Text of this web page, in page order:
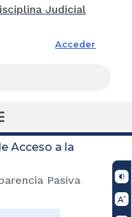
Acceder
Acceso a la
Pasiva